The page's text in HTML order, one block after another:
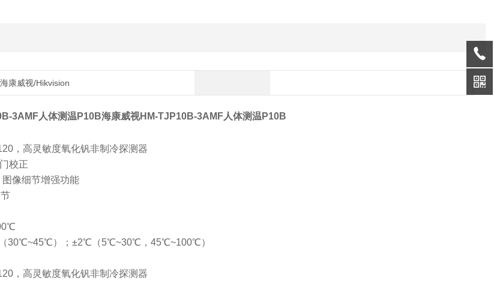
海康威视/Hikvision
3AMF人体测温P10B海康威视HM-TJP10B-3AMF人体测温P10B
，高灵敏度氧化钒非制冷探测器
校正
像细节增强功能
30℃~45℃）；±2℃（5℃~30℃，45℃~100℃）
，高灵敏度氧化钒非制冷探测器